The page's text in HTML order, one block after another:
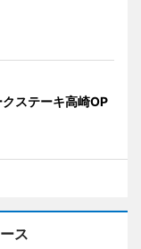
ステーキ高崎OP
ス